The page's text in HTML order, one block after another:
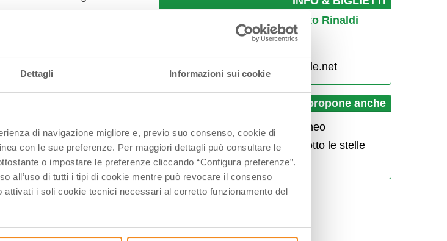
Dettagli Informazioni sui cookie
di navigazione migliore e, previo suo consenso, cookie di
con le sue preferenze. Per maggiori dettagli può consultare le
o impostare le preferenze cliccando “Configura preferenze”.
all’uso di tutti i tipi di cookie mentre può revocare il consenso
i soli cookie tecnici necessari al corretto funzionamento del
Giardino delle Erbe "Augusto Rinaldi
giardinodelleerbe@atlantide.net
Giardino delle Erbe propone anche
L'orto aromatico mediterraneo
Degustazione aromatica sotto le stelle
Ricette da Giardino